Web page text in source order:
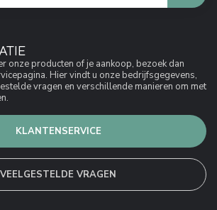
onze producten of je aankoop, bezoek dan
Hier vindt u onze bedrijfsgegevens,
vragen en verschillende manieren om met
KLANTENSERVICE
VEELGESTELDE VRAGEN